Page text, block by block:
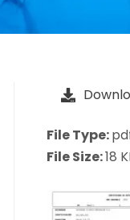
File Type:
File Size:18